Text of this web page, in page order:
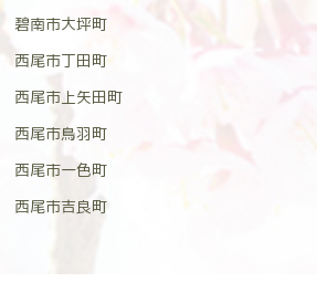
碧南市大坪町
西尾市丁田町
西尾市上矢田町
西尾市鳥羽町
西尾市一色町
西尾市吉良町